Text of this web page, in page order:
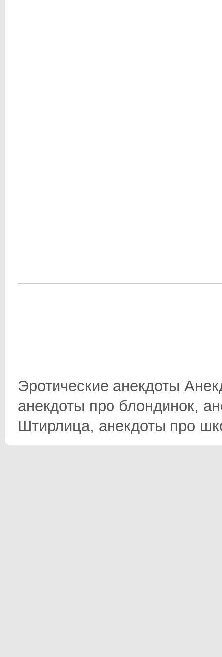
Эротические анекдоты
анекдоты про блондинок,
Штирлица, анекдоты про